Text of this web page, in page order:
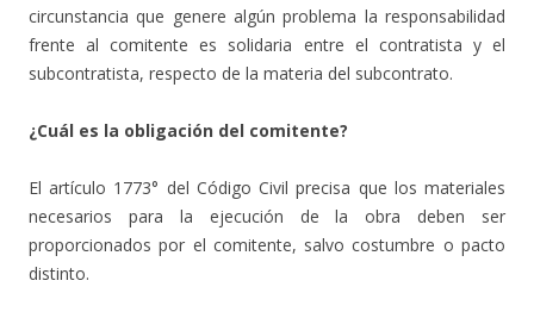
circunstancia que genere algún problema la responsabilidad
frente al comitente es solidaria entre el contratista y el
subcontratista, respecto de la materia del subcontrato.
¿Cuál es la obligación del comitente?
El artículo 1773° del Código Civil precisa que los materiales
necesarios para la ejecución de la obra deben ser
proporcionados por el comitente, salvo costumbre o pacto
distinto.